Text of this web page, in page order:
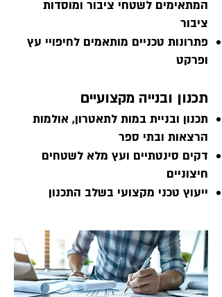
המתאימים לשטחי ציבור ומוסדות
ציבור
פתרונות טכניים מותאמים לחיפויי עץ
ופרקט
תכנון ובנייה מקצועיים
תכנון ובניית במות לתאטרון, אולמות
הרצאות ובתי ספר
דקים סינטתיים ועץ מלא לשטחים
חיצוניים
ייעוץ טכני מקצועי בשלב התכנון